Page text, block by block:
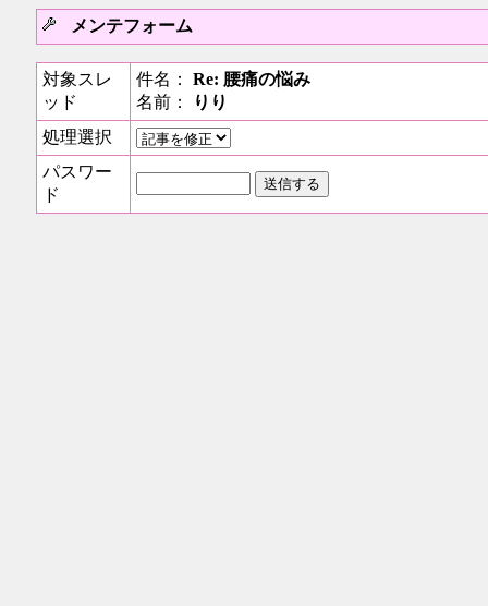
メンテフォーム
対象スレ
ッド
件名： Re: 腰痛の悩み
名前：
りり
処理選択
パスワー
ド